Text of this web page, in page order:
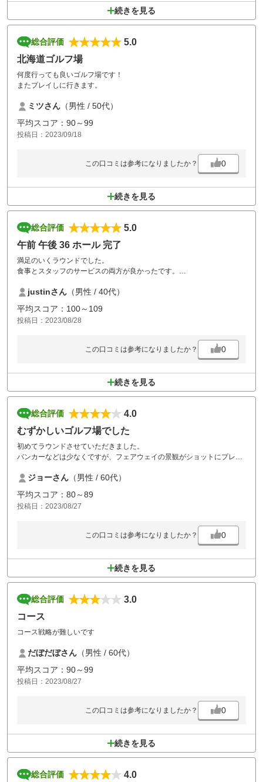
続きを見る
総合評価
5.0
北海道ゴルフ場
何度行っても良いゴルフ場です！
またプレイしに行きます。
ミツさん （男性 / 50代）
平均スコア：90～99
投稿日：2023/09/18
この口コミは参考になりましたか？ 0
続きを見る
総合評価
5.0
午前 午後 36 ホール 完了
満足のいくラウンドでした。
食事とスタッフのサービスの両方が良かったです。
justinさん （男性 / 40代）
平均スコア：100～109
投稿日：2023/08/28
この口コミは参考になりましたか？ 0
続きを見る
総合評価
4.0
むずかしいゴルフ場でした
初めてラウンドさせていただきました。
バンカーなどは少なくですが、フェアウェイの景観がショットにプレッ
慣れてくると、攻略も出来そうですが…
なかなかむずかしいゴルフ場でした♪
また、挑戦したいです。
サウナも大きく、水風呂も冷たくてリフレッシュ出来ました。
ジョーさん （男性 / 60代）
平均スコア：80～89
投稿日：2023/08/27
この口コミは参考になりましたか？ 0
続きを見る
総合評価
3.0
コース
コース戦略が難しいです
だぼだぼさん （男性 / 60代）
平均スコア：90～99
投稿日：2023/08/27
この口コミは参考になりましたか？ 0
続きを見る
総合評価 4.0